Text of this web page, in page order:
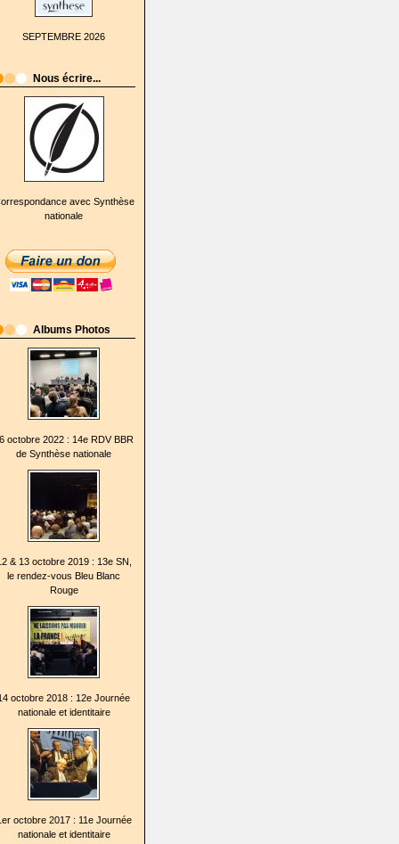
SEPTEMBRE 2026
Nous écrire...
avec Synthèse
nationale
Albums Photos
octobre 2022 : 14e RDV BBR
de Synthèse nationale
& 13 octobre 2019 : 13e SN,
le rendez-vous Bleu Blanc
Rouge
octobre 2018 : 12e Journée
nationale et identitaire
octobre 2017 : 11e Journée
nationale et identitaire